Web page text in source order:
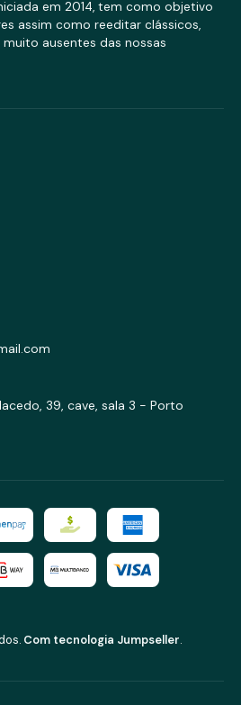
em 2014, tem como objetivo
assim como reeditar clássicos,
ausentes das nossas
39, cave, sala 3 - Porto
Com tecnologia Jumpseller.